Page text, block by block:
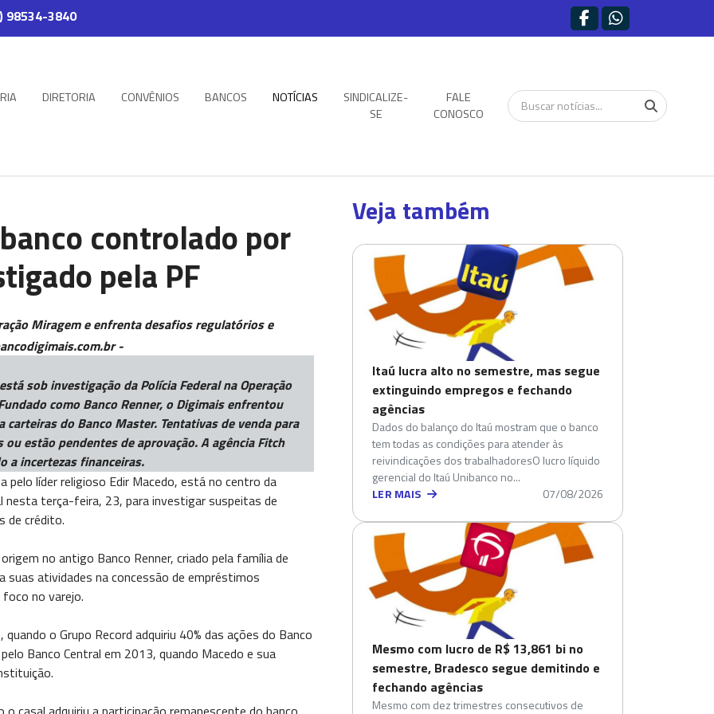
98534-3840
DIRETORIA CONVÊNIOS BANCOS NOTÍCIAS
SINDICALIZE-
SE
FALE
CONOSCO
controlado por
pela PF
Miragem e enfrenta desafios regulatórios e
-
sob investigação da Polícia Federal na Operação
como Banco Renner, o Digimais enfrentou
do Banco Master. Tentativas de venda para
estão pendentes de aprovação. A agência Fitch
a incertezas financeiras.
líder religioso Edir Macedo, está no centro da
nesta terça-feira, 23, para investigar suspeitas de
de crédito.
no antigo Banco Renner, criado pela família de
atividades na concessão de empréstimos
no varejo.
o Grupo Record adquiriu 40% das ações do Banco
Banco Central em 2013, quando Macedo e sua
Veja também
Itaú lucra alto no semestre, mas segue
extinguindo empregos e fechando
agências
Dados do balanço do Itaú mostram que o banco
tem todas as condições para atender às
reivindicações dos trabalhadoresO lucro líquido
gerencial do Itaú Unibanco no...
LER MAIS
07/08/2026
Mesmo com lucro de R$ 13,861 bi no
semestre, Bradesco segue demitindo e
fechando agências
Mesmo com dez trimestres consecutivos de